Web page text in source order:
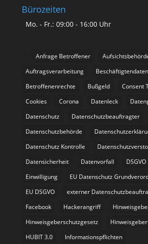
Bürozeiten
Mo. - Fr.: 09:00 - 16:00 Uhr
Anfrage Betroffener
Auftragsverarbeitung
Betroffenenrechte
Bußgeld
Consent
Cookies
Corona Datenleck
Datenschutz
Datenschutzbeauftragter
Datenschutzbehörde
Datenschutz Kontrolle
Datensicherheit
Datenvorfall
DSGVO
Einwilligung
EU Datenschutz
EU DSGVO
externer
Facebook
Hackerangriff
Hinweisgeberschutzgesetz
HUBIT 3.0
Informationspflichten